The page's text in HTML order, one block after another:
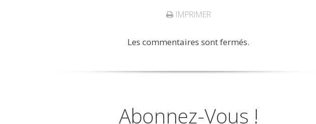
IMPRIMER
Les commentaires sont fermés.
Abonnez-Vous !